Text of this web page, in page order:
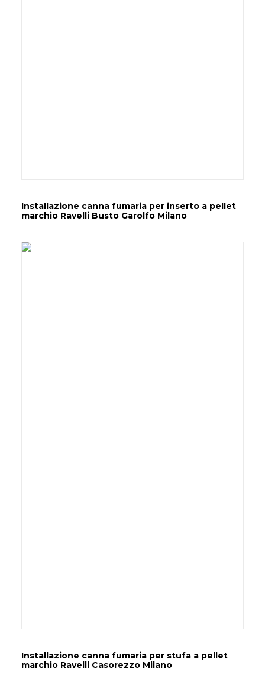
Installazione canna fumaria per inserto a pellet
marchio Ravelli Busto Garolfo Milano
Installazione canna fumaria per stufa a pellet
marchio Ravelli Casorezzo Milano